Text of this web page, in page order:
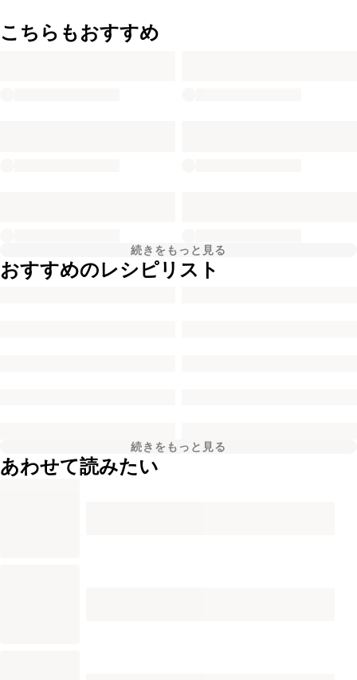
こちらもおすすめ
続きをもっと見る
おすすめのレシピリスト
続きをもっと見る
あわせて読みたい